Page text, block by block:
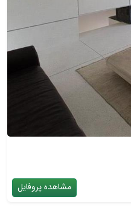
مشاهده پروفایل